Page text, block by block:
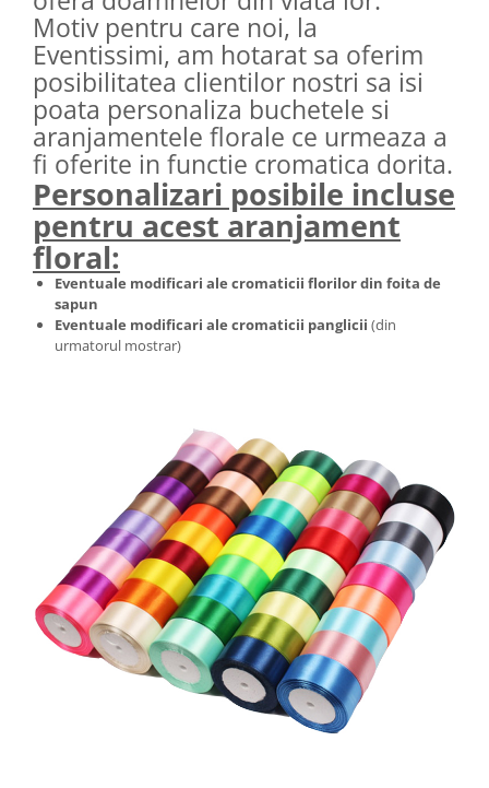
Motiv pentru care noi, la
Eventissimi, am hotarat sa oferim
posibilitatea clientilor nostri sa isi
poata personaliza buchetele si
aranjamentele florale ce urmeaza a
fi oferite in functie cromatica dorita.
Personalizari posibile incluse
pentru acest aranjament
floral:
Eventuale modificari ale cromaticii florilor din foita de
sapun
Eventuale modificari ale cromaticii panglicii (din
urmatorul mostrar)